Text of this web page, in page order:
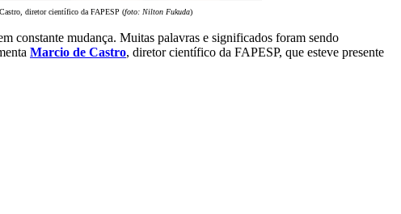
diretor científico da FAPESP (foto: Nilton Fukuda)
constante mudança. Muitas palavras e significados foram sendo
Marcio de Castro, diretor científico da FAPESP, que esteve presente